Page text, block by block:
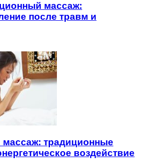
массаж:
после травм и
массаж: традиционные
воздействие